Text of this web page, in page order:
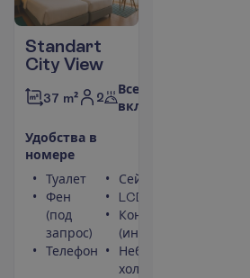
Standart
City View
37 m² 2
Все
включено
Удобства в
номере
Туалет
Фен
(под
запрос)
Телефон
Сейф
LCD телевизор
Кондиционер
(индивидуальный)
Небольшой
холодильник